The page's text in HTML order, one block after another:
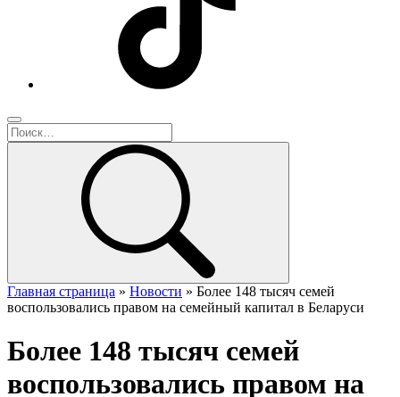
Главная страница » Новости » Более 148 тысяч семей
воспользовались правом на семейный капитал в Беларуси
Более 148 тысяч семей
воспользовались правом на